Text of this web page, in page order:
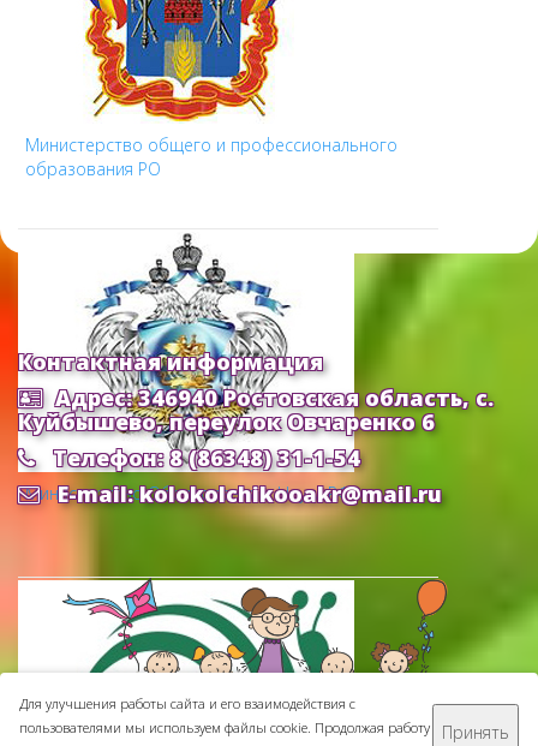
Министерство общего и профессионального
образования РО
Министерство Образования и Науки РФ
Контактная информация
Адрес: 346940 Ростовская область, с.
Куйбышево, переулок Овчаренко 6
Телефон: 8 (86348) 31-1-54
E-mail: kolokolchikooakr@mail.ru
Для улучшения работы сайта и его взаимодействия с
пользователями мы используем файлы cookie. Продолжая работу
Принять